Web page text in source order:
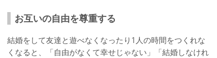
お互いの自由を尊重する
結婚をして友達と遊べなくなったり1人の時間をつくれな
くなると、「自由がなくて幸せじゃない」「結婚しなけれ